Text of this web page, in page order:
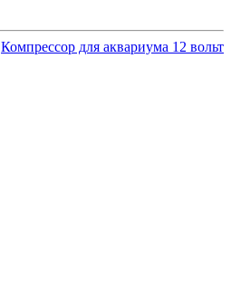
Компрессор для аквариума 12 вольт